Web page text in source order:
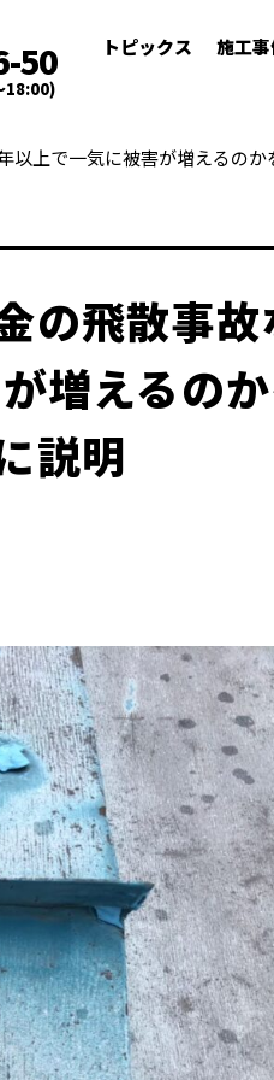
50
18:00)
トピックス 施工事
の飛散事故
増えるの
説明